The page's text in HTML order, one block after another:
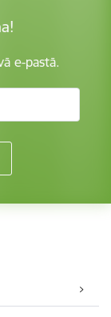
e-pastā.